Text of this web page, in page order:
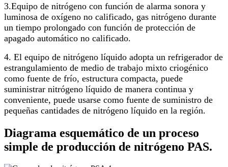
3.Equipo de nitrógeno con función de alarma sonora y
luminosa de oxígeno no calificado, gas nitrógeno durante
un tiempo prolongado con función de protección de
apagado automático no calificado.
4. El equipo de nitrógeno líquido adopta un refrigerador de
estrangulamiento de medio de trabajo mixto criogénico
como fuente de frío, estructura compacta, puede
suministrar nitrógeno líquido de manera continua y
conveniente, puede usarse como fuente de suministro de
pequeñas cantidades de nitrógeno líquido en la región.
Diagrama esquemático de un proceso
simple de producción de nitrógeno PAS.